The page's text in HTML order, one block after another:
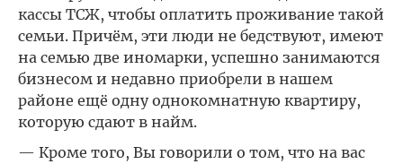
кассы ТСЖ, чтобы оплатить проживание такой
семьи. Причём, эти люди не бедствуют, имеют
на семью две иномарки, успешно занимаются
бизнесом и недавно приобрели в нашем
районе ещё одну однокомнатную квартиру,
которую сдают в найм.
— Кроме того, Вы говорили о том, что на вас